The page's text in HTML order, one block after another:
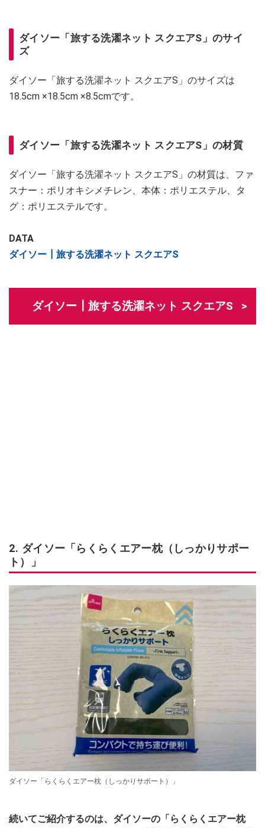
ダイソー「旅する洗濯ネット スクエアS」のサイ
ズ
ダイソー「旅する洗濯ネット スクエアS」のサイズは
18.5cm ×18.5cm ×8.5cmです。
ダイソー「旅する洗濯ネット スクエアS」の材質
ダイソー「旅する洗濯ネット スクエアS」の材質は、ファ
スナー：ポリオキシメチレン、本体：ポリエステル、タ
グ：ポリエステルです。
DATA
ダイソー┃旅する洗濯ネット スクエアS
ダイソー┃旅する洗濯ネット スクエアS
2. ダイソー「らくらくエアー枕（しっかりサポー
ト）」
ダイソー「らくらくエアー枕（しっかりサポート）」
続いてご紹介するのは、ダイソーの「らくらくエアー枕